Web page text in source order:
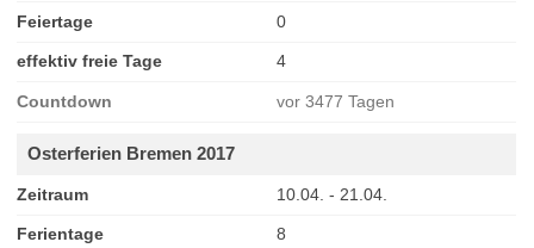
Feiertage 0
effektiv freie Tage 4
Countdown vor 3477 Tagen
Osterferien Bremen 2017
Zeitraum 10.04. - 21.04.
Ferientage 8